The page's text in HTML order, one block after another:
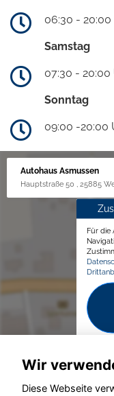
06:30 - 20:00
Samstag
07:30 - 20:00
Sonntag
09:00 -20:00
Autohaus Asmussen
Hauptstraße 50 , 25885
Für die
Wir
Diese Webseite